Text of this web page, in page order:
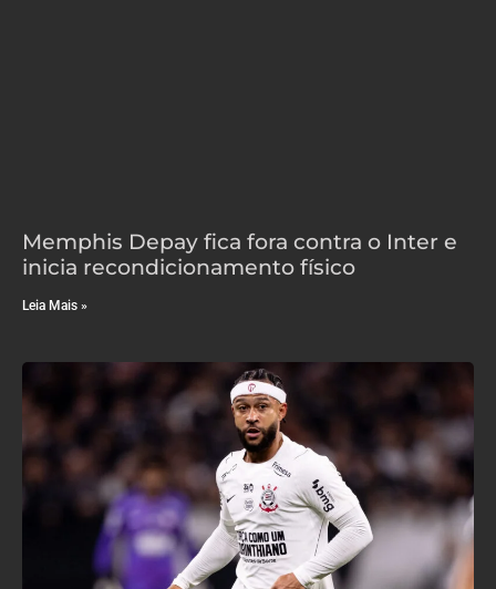
Memphis Depay fica fora contra o Inter e
inicia recondicionamento físico
Leia Mais »